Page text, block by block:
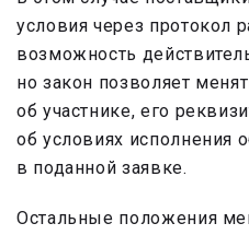
условия через протокол
возможность
но закон позволяет
об участнике, его
об условиях исполнения
в поданной заявке.
Остальные положения